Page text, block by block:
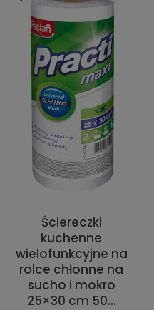
Ściereczki
kuchenne
wielofunkcyjne na
rolce chłonne na
sucho i mokro
25×30 cm 50...